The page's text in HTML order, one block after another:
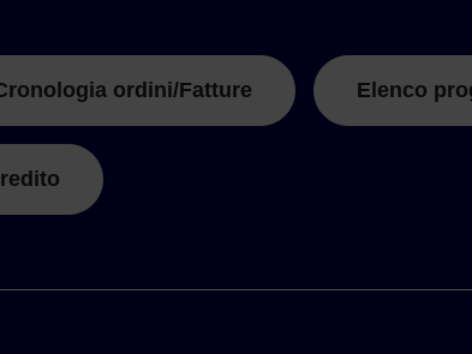
ordini/Fatture Elenco